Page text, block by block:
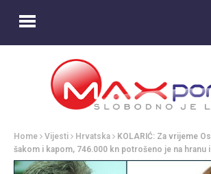
Home Vijesti Hrvatska
KOLARIĆ: Za vrijeme
šakom i kapom, 746.000 kn potrošeno je na hranu